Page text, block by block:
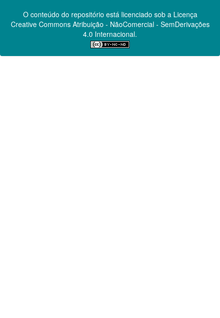
O conteúdo do repositório está licenciado sob a Licença
Creative CommonsAtribuição - NãoComercial - SemDerivações
4.0 Internacional.